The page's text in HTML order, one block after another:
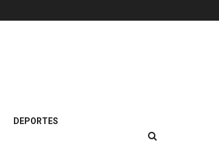
DEPORTES